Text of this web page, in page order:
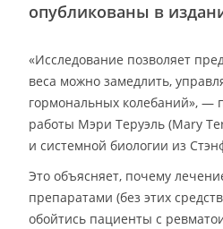
опубликованы в
«Исследование позволяет
веса можно замедлить,
гормональных колебаний», —
работы Мэри Теруэль (Mary
и системной биологии из
Это объясняет, почему
препаратами (без этих
обойтись пациенты с